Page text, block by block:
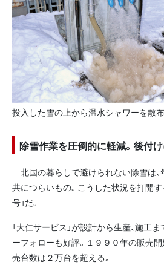
投入した雪の上から温水シャワーを散
除雪作業を圧倒的に軽減。後付
北国の暮らしで避けられない除雪は
共につらいもの。こうした状況を打開す
号」だ。
「大仁サービス」が設計から生産、施工
ーフォローも好評。１９９０年の販売
売台数は２万台を超える。